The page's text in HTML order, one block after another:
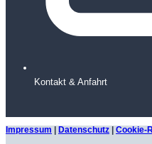
Kontakt & Anfahrt
Impressum Datenschutz Cookie-